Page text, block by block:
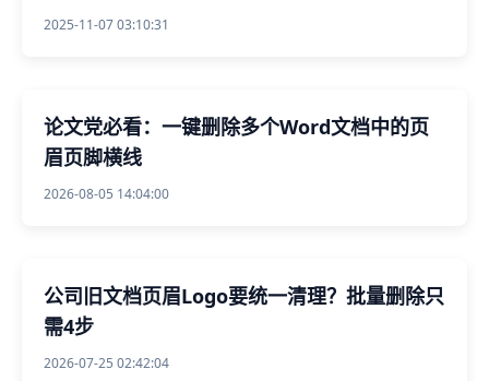
2025-11-07 03:10:31
论文党必看：一键删除多个Word文档中的页
眉页脚横线
2026-08-05 14:04:00
公司旧文档页眉Logo要统一清理？批量删除只
需4步
2026-07-25 02:42:04